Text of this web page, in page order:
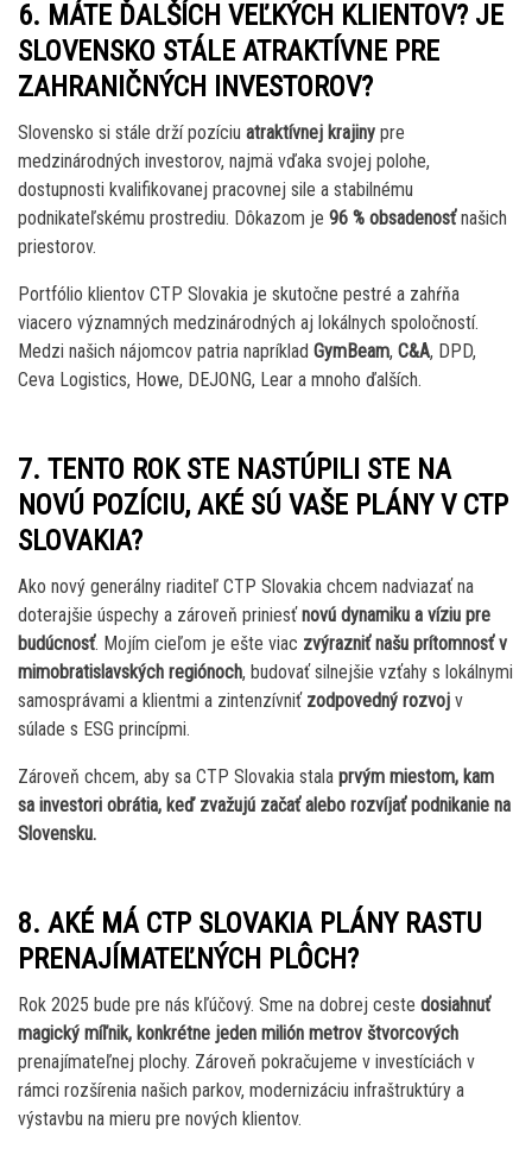
6. MÁTE ĎALŠÍCH VEĽKÝCH KLIENTOV? JE
SLOVENSKO STÁLE ATRAKTÍVNE PRE
ZAHRANIČNÝCH INVESTOROV?
Slovensko si stále drží pozíciu atraktívnej krajiny pre
medzinárodných investorov, najmä vďaka svojej polohe,
dostupnosti kvalifikovanej pracovnej sile a stabilnému
podnikateľskému prostrediu. Dôkazom je 96 % obsadenosťnašich
priestorov.
Portfólio klientov CTP Slovakia je skutočne pestré a zahŕňa
viacero významných medzinárodných aj lokálnych spoločností.
Medzi našich nájomcov patria napríklad GymBeam, C&A, DPD,
Ceva Logistics, Howe, DEJONG, Lear a mnoho ďalších.
7. TENTO ROK STE NASTÚPILI STE NA
NOVÚ POZÍCIU, AKÉ SÚ VAŠE PLÁNY V CTP
SLOVAKIA?
Ako nový generálny riaditeľ CTP Slovakia chcem nadviazať na
doterajšie úspechy a zároveň priniesťnovú dynamiku a víziu pre
budúcnosť. Mojím cieľom je ešte viac zvýrazniť našu prítomnosť v
mimobratislavských regiónoch, budovať silnejšie vzťahy s lokálnymi
samosprávami a klientmi a zintenzívniť zodpovedný rozvoj v
súlade s ESG princípmi.
Zároveň chcem, aby sa CTP Slovakia stala prvým miestom, kam
sa investori obrátia, keď zvažujú začať alebo rozvíjať podnikanie na
Slovensku.
8. AKÉ MÁ CTP SLOVAKIA PLÁNY RASTU
PRENAJÍMATEĽNÝCH PLÔCH?
Rok 2025 bude pre nás kľúčový. Sme na dobrej ceste dosiahnuť
magický míľnik, konkrétne jeden milión metrov štvorcových
prenajímateľnej plochy. Zároveň pokračujeme v investíciách v
rámci rozšírenia našich parkov, modernizáciu infraštruktúry a
výstavbu na mieru pre nových klientov.